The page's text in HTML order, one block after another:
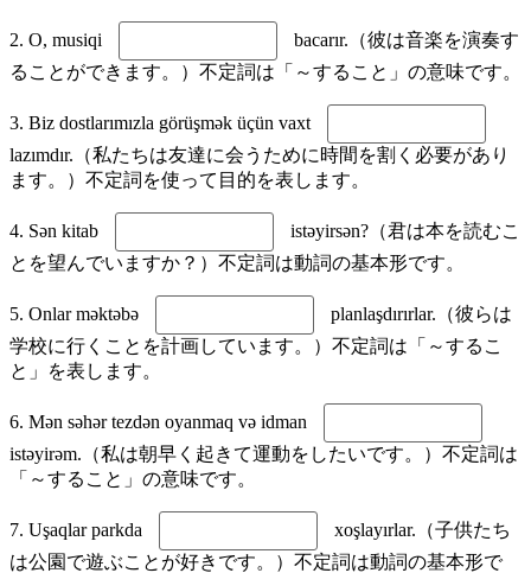
2. O, musiqi
bacarır.（彼は音楽を演奏す
ることができます。）不定詞は「～すること」の意味です。
3. Biz dostlarımızla görüşmək üçün vaxt
lazımdır.（私たちは友達に会うために時間を割く必要があり
ます。）不定詞を使って目的を表します。
4. Sən kitab
istəyirsən?（君は本を読むこ
とを望んでいますか？）不定詞は動詞の基本形です。
5. Onlar məktəbə
planlaşdırırlar.（彼らは
学校に行くことを計画しています。）不定詞は「～するこ
と」を表します。
6. Mən səhər tezdən oyanmaq və idman
istəyirəm.（私は朝早く起きて運動をしたいです。）不定詞は
「～すること」の意味です。
7. Uşaqlar parkda
xoşlayırlar.（子供たち
は公園で遊ぶことが好きです。）不定詞は動詞の基本形で